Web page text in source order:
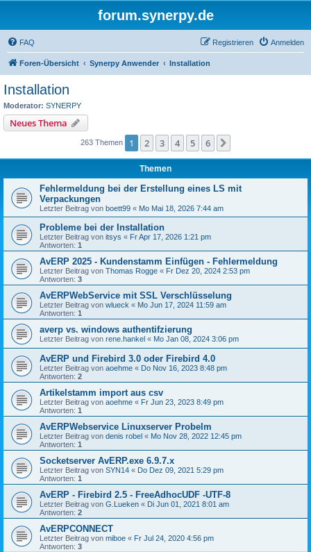
forum.synerpy.de
FAQ Anmelden
Registrieren
Foren-Übersicht Synerpy Anwender Installation
Installation
Moderator: SYNERPY
Neues Thema
263 Themen 1 2 3 4 5 6
Themen
Fehlermeldung bei der Erstellung eines LS mit
Verpackungen
Letzter Beitrag von boett99 « Mo Mai 18, 2026 7:44 am
Probleme bei der Installation
Letzter Beitrag von itsys « Fr Apr 17, 2026 1:21 pm
Antworten: 1
AvERP 2025 - Kundenstamm Einfügen - Fehlermeldung
Letzter Beitrag von Thomas Rogge « Fr Dez 20, 2024 2:53 pm
Antworten: 3
AvERPWebService mit SSL Verschlüsselung
Letzter Beitrag von wlueck « Mo Jun 17, 2024 11:59 am
Antworten: 1
averp vs. windows authentifzierung
Letzter Beitrag von rene.hankel « Mo Jan 08, 2024 3:06 pm
AvERP und Firebird 3.0 oder Firebird 4.0
Letzter Beitrag von aoehme « Do Nov 16, 2023 8:48 pm
Antworten: 2
Artikelstamm import aus csv
Letzter Beitrag von aoehme « Fr Jun 23, 2023 8:49 pm
Antworten: 1
AvERPWebservice Linuxserver Probelm
Letzter Beitrag von denis robel « Mo Nov 28, 2022 12:45 pm
Antworten: 1
Socketserver AvERP.exe 6.9.7.x
Letzter Beitrag von SYN14 « Do Dez 09, 2021 5:29 pm
Antworten: 1
AvERP - Firebird 2.5 - FreeAdhocUDF -UTF-8
Letzter Beitrag von G.Lueken « Di Jun 01, 2021 8:01 am
Antworten: 2
AvERPCONNECT
Letzter Beitrag von miboe « Fr Jul 24, 2020 4:56 pm
Antworten: 3